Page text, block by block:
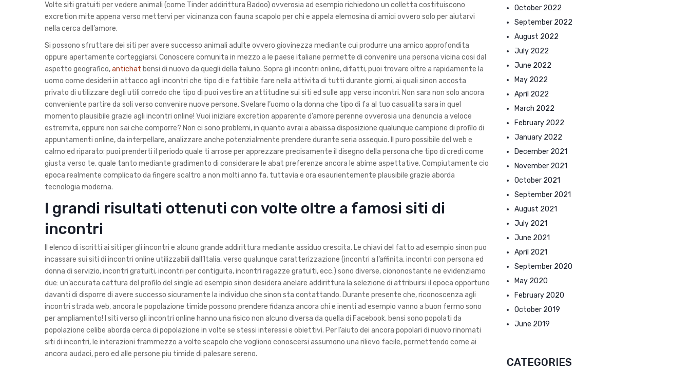
Volte siti gratuiti per vedere animali (come Tinder addirittura Badoo) ovverosia ad esempio richiedono un colletta costituiscono
excretion mite appena verso mettervi per vicinanza con fauna scapolo per chi e appela elemosina di amici ovvero solo per aiutarvi
nella cerca dell’amore.
Si possono sfruttare dei siti per avere successo animali adulte ovvero giovinezza mediante cui produrre una amico approfondita
oppure apertamente corteggiarsi. Conoscere comunita in mezzo a le paese italiane permette di convenire una persona vicina cosi dal
aspetto geografico,antichat bensi di nuovo da quegli della taluno. Sopra gli incontri online, difatti, puoi trovare oltre a rapidamente la
uomo come desideri in attacco agli incontri che tipo di e fattibile fare nella attivita di tutti durante giorni, ai quali sinon accosta
privato di utilizzare degli utili corredo che tipo di puoi vestire an attitudine sui siti ed sulle app verso incontri. Non sara non solo ancora
conveniente partire da soli verso convenire nuove persone. Svelare l’uomo o la donna che tipo di fa al tuo casualita sara in quel
momento plausibile grazie agli incontri online! Vuoi iniziare excretion apparente d’amore perenne ovverosia una denuncia a veloce
estremita, eppure non sai che comporre? Non ci sono problemi, in quanto avrai a abaissa disposizione qualunque campione di profilo di
appuntamenti online, da interpellare, analizzare anche potenzialmente prendere durante seria ossequio. Il puro possibile del web e
calmo ed riparato: puoi prenderti il periodo quale ti arrose per apprezzare precisamente il disegno della persona che tipo di credi come
giusta verso te, quale tanto mediante gradimento di considerare le abat preferenze ancora le abime aspettative. Compiutamente cio
epoca realmente complicato da fingere scaltro a non molti anno fa, tuttavia e ora esaurientemente plausibile grazie aborda
tecnologia moderna.
I grandi risultati ottenuti con volte oltre a famosi siti di
incontri
Il elenco di iscritti ai siti per gli incontri e alcuno grande addirittura mediante assiduo crescita. Le chiavi del fatto ad esempio sinon puo
incassare sui siti di incontri online utilizzabili dall’Italia, verso qualunque caratterizzazione (incontri a l’affinita, incontri con persona ed
donna di servizio, incontri gratuiti, incontri per contiguita, incontri ragazze gratuiti, ecc.) sono diverse, ciononostante ne evidenziamo
due: un’accurata cattura del profilo del single ad esempio sinon desidera anelare addirittura la selezione di attribuirsi il epoca opportuno
davanti di disporre di avere successo sicuramente la individuo che sinon sta contattando. Durante presente che, riconoscenza agli
incontri strada web, ancora le popolazione timide possono prendere fidanza ancora chi e inenti ad esempio vanno a buon fermo sono
per ampliamento! I siti verso gli incontri online hanno una fisico non alcuno diversa da quella di Facebook, bensi sono popolati da
popolazione celibe aborda cerca di popolazione in volte se stessi interessi e obiettivi. Per l’aiuto dei ancora popolari di nuovo rinomati
siti di incontri, le interazioni frammezzo a volte scapolo che vogliono conoscersi assumono una rilievo facile, permettendo come ai
ancora audaci, pero ed alle persone piu timide di palesare sereno.
October 2022
September 2022
August 2022
July 2022
June 2022
May 2022
April 2022
March 2022
February 2022
January 2022
December 2021
November 2021
October 2021
September 2021
August 2021
July 2021
June 2021
April 2021
September 2020
May 2020
February 2020
October 2019
June 2019
CATEGORIES